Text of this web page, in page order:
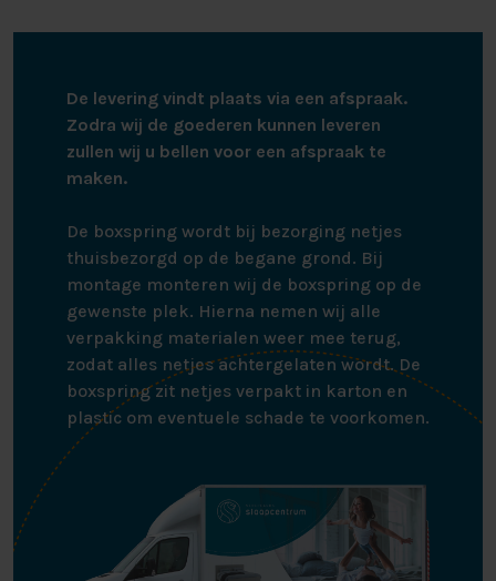
De levering vindt plaats via een afspraak.
Zodra wij de goederen kunnen leveren
zullen wij u bellen voor een afspraak te
maken.
De boxspring wordt bij bezorging netjes
thuisbezorgd op de begane grond. Bij
montage monteren wij de boxspring op de
gewenste plek. Hierna nemen wij alle
verpakking materialen weer mee terug,
zodat alles netjes achtergelaten wordt. De
boxspring zit netjes verpakt in karton en
plastic om eventuele schade te voorkomen.